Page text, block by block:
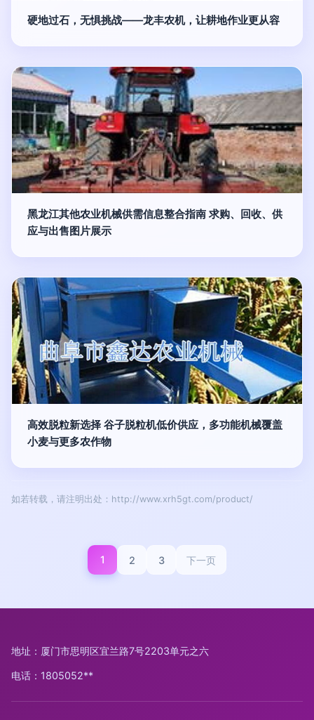
硬地过石，无惧挑战——龙丰农机，让耕地作业更从容
黑龙江其他农业机械供需信息整合指南 求购、回收、供
应与出售图片展示
高效脱粒新选择 谷子脱粒机低价供应，多功能机械覆盖
小麦与更多农作物
如若转载，请注明出处：http://www.xrh5gt.com/product/
1 2 3 下一页
地址：厦门市思明区宜兰路7号2203单元之六
电话：1805052**